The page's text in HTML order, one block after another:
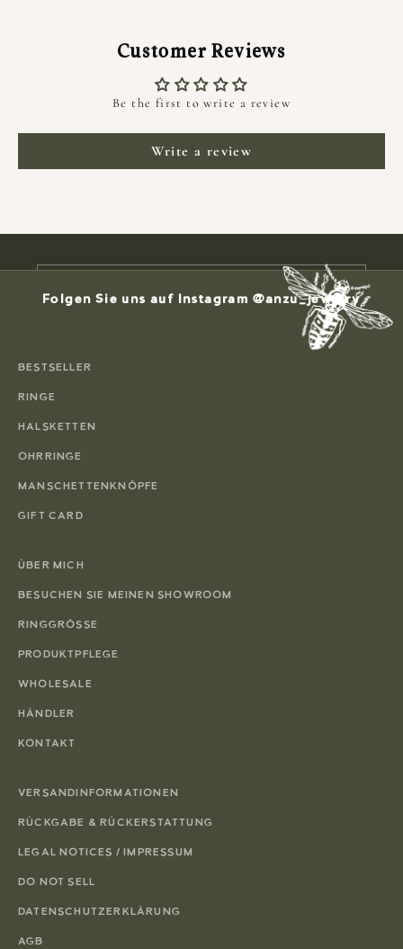
Customer Reviews
Be the first to write a review
Write a review
HALTE MICH AUF DEM LAUFENDEN
NEWSLETTER
E-Mail
Folgen Sie uns auf Instagram @anzu_jewelry
BESTSELLER
RINGE
HALSKETTEN
OHRRINGE
MANSCHETTENKNÖPFE
GIFT CARD
ÜBER MICH
BESUCHEN SIE MEINEN SHOWROOM
RINGGRÖSSE
PRODUKTPFLEGE
WHOLESALE
HÄNDLER
KONTAKT
VERSANDINFORMATIONEN
RÜCKGABE & RÜCKERSTATTUNG
LEGAL NOTICES / IMPRESSUM
DO NOT SELL
DATENSCHUTZERKLÄRUNG
AGB